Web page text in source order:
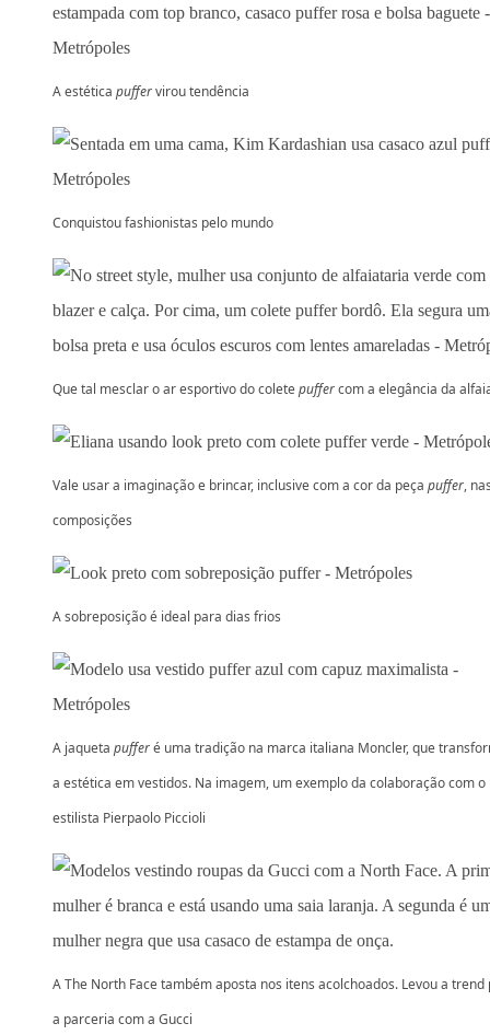
A estética puffervirou tendência
Conquistou fashionistas pelo mundo
Que tal mesclar o ar esportivo do coletepuffercom a elegância da
Vale usar a imaginação e brincar, inclusive com a cor da peça puffer,
composições
A sobreposição é ideal para dias frios
A jaqueta pufferé uma tradição na marca italiana Moncler, que
a estética em vestidos. Na imagem, um exemplo da colaboração com o
estilista Pierpaolo Piccioli
A The North Face também aposta nos itens acolchoados. Levou a trend
a parceria com a Gucci